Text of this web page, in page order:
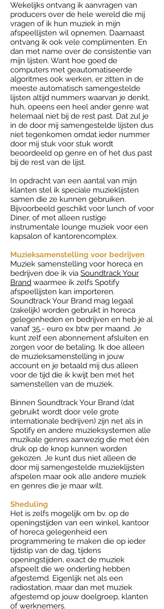
Wekelijks ontvang ik aanvragen van
producers over de hele wereld die mij
vragen of ik hun muziek in mijn
afspeellijsten wil opnemen. Daarnaast
ontvang ik ook vele complimenten. En
dan met name over de consistentie van
mijn lijsten. Want hoe goed de
computers met geautomatiseerde
algoritmes ook werken, er zitten in de
meeste automatisch samengestelde
lijsten altijd nummers waarvan je denkt,
huh, opeens een heel ander genre wat
helemaal niet bij de rest past. Dat zul je
in de door mij samengestelde lijsten dus
niet tegenkomen omdat ieder nummer
door mij stuk voor stuk wordt
beoordeeld op genre en of het dus past
bij de rest van de lijst.
In opdracht van een aantal van mijn
klanten stel ik speciale muzieklijsten
samen die ze kunnen gebruiken.
Bijvoorbeeld geschikt voor lunch of voor
Diner, of met alleen rustige
instrumentale lounge muziek voor een
kapsalon of kantorencomplex.
Muzieksamenstelling voor bedrijven
Muziek samenstelling voor horeca en
bedrijven doe ik via Soundtrack Your
Brand waarmee ik zelfs Spotify
afspeellijsten kan importeren.
Soundtrack Your Brand mag legaal
(zakelijk) worden gebruikt in horeca
gelegenheden en bedrijven en heb je al
vanaf 35,- euro ex btw per maand. Je
kunt zelf een abonnement afsluiten en
zorgen voor de betaling. Ik doe alleen
de muzieksamenstelling in jouw
account en je betaald mij dus alleen
voor de tijd die ik kwijt ben met het
samenstellen van de muziek.
Binnen Soundtrack Your Brand (dat
gebruikt wordt door vele grote
internationale bedrijven) zijn net als in
Spotify en andere muzieksystemen alle
muzikale genres aanwezig die met één
druk op de knop kunnen worden
gekozen. Je kunt dus niet alleen de
door mij samengestelde muzieklijsten
afspelen maar ook alle andere muziek
en genres die je maar wilt.
Sheduling
Het is zelfs mogelijk om bv. op de
openingstijden van een winkel, kantoor
of horeca gelegenheid een
programmering te maken die op ieder
tijdstip van de dag, tijdens
openingstijden, exact de muziek
afspeelt die we onderling hebben
afgestemd. Eigenlijk net als een
radiostation, maar dan met muziek
afgestemd op jouw doelgroep, klanten
of werknemers.